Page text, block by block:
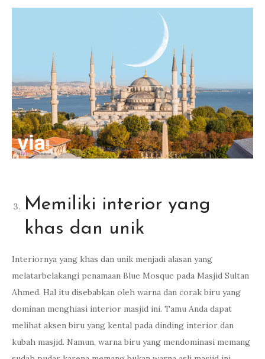
Memiliki interior yang
khas dan unik
Interiornya yang khas dan unik menjadi alasan yang
melatarbelakangi penamaan Blue Mosque pada Masjid Sultan
Ahmed. Hal itu disebabkan oleh warna dan corak biru yang
dominan menghiasi interior masjid ini. Tamu Anda dapat
melihat aksen biru yang kental pada dinding interior dan
kubah masjid. Namun, warna biru yang mendominasi memang